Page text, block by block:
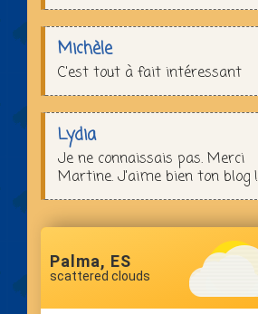
Michèle
C'est tout à fait intéressant
Lydia
Je ne connaissais pas. Merci
Martine. J'aime bien ton blog !
Palma, ES
scattered clouds